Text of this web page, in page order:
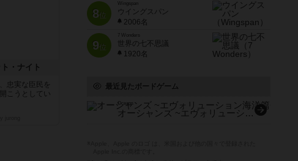
・ナイト
忠実な臣民を
こうとしてい
8位
Wingspan
ウイングスパン
2006名
9位
7 Wonders
世界の七不思議
1920名
最近見たボードゲーム
Oceans
オーシャンズ ~エヴォリューション海洋篇~